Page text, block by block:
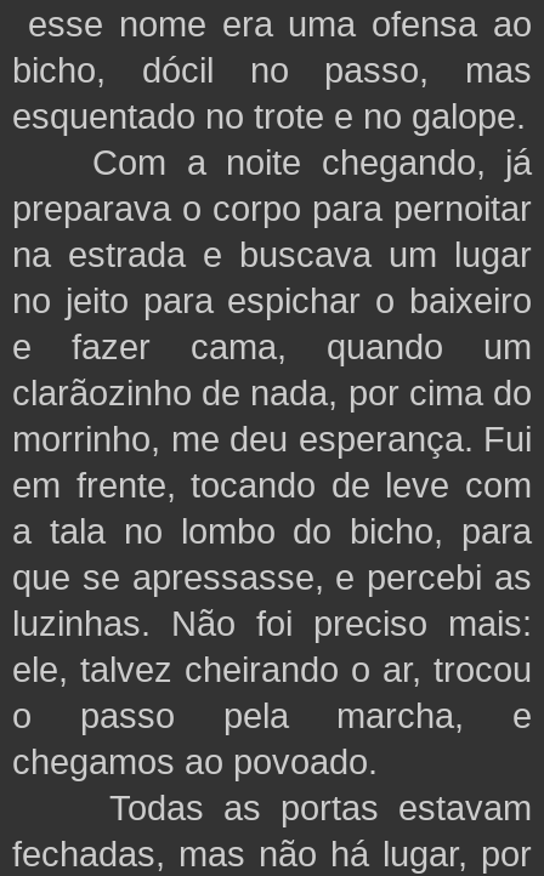
esse nome era uma ofensa ao
bicho, dócil no passo, mas
esquentado no trote e no galope.
Com a noite chegando, já
preparava o corpo para pernoitar
na estrada e buscava um lugar
no jeito para espichar o baixeiro
e fazer cama, quando um
clarãozinho de nada, por cima do
morrinho, me deu esperança. Fui
em frente, tocando de leve com
a tala no lombo do bicho, para
que se apressasse, e percebi as
luzinhas. Não foi preciso mais:
ele, talvez cheirando o ar, trocou
o passo pela marcha, e
chegamos ao povoado.
Todas as portas estavam
fechadas, mas não há lugar, por